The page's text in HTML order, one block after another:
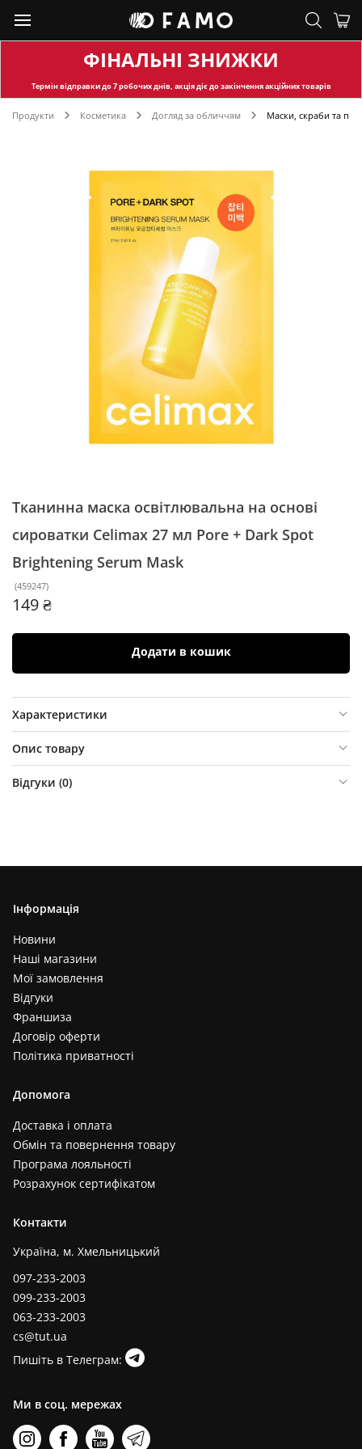
ФІНАЛЬНІ ЗНИЖКИ
Термін відправкидо 7 робочих днів, акція діє до закінчення акційних товарів
Продукти Косметика Догляд за обличчям Маски, скраби та
Тканинна маска освітлювальна на основі
сироватки Celimax 27 мл Pore + Dark Spot
Brightening Serum Mask
(459247)
149 ₴
Додати в кошик
Характеристики
Опис товару
Відгуки (0)
Інформація
Новини
Наші магазини
Мої замовлення
Відгуки
Франшиза
Договір оферти
Політика приватності
Допомога
Доставка і оплата
Обмін та повернення товару
Програма лояльності
Розрахунок сертифікатом
Контакти
Україна, м. Хмельницький
097-233-2003
099-233-2003
063-233-2003
cs@tut.ua
Пишіть в Телеграм:
Ми в соц. мережах